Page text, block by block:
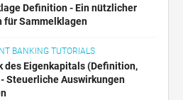
Definition - Ein nützlicher
für Sammelklagen
BANKING TUTORIALS
des Eigenkapitals (Definition,
Steuerliche Auswirkungen